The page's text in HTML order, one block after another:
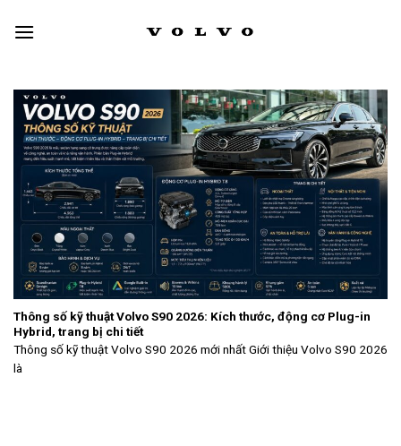
Thông số kỹ thuật Volvo S90 2026: Kích thước, động cơ Plug-in
Hybrid, trang bị chi tiết
Thông số kỹ thuật Volvo S90 2026 mới nhất Giới thiệu Volvo S90 2026
là